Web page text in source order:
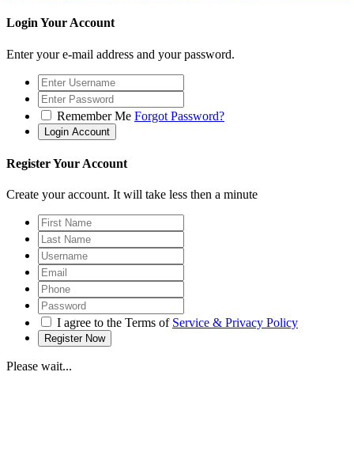
Login Your Account
Enter your e-mail address and your password.
Remember Me Forgot Password?
Register Your Account
Create your account. It will take less then a minute
I agree to the Terms of Service & Privacy Policy
Please wait...